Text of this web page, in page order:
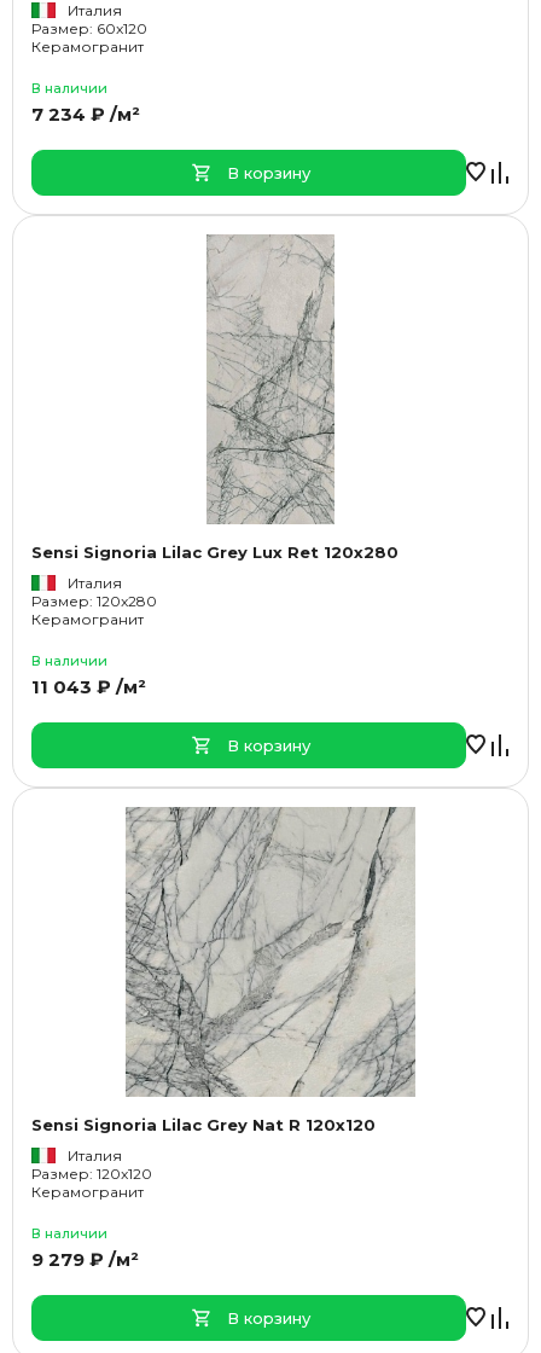
Италия
Размер: 60x120
Керамогранит
В наличии
7 234 ₽ /м²
В корзину
Sensi Signoria Lilac Grey Lux Ret 120x280
Италия
Размер: 120x280
Керамогранит
В наличии
11 043 ₽ /м²
В корзину
Sensi Signoria Lilac Grey Nat R 120x120
Италия
Размер: 120x120
Керамогранит
В наличии
9 279 ₽ /м²
В корзину